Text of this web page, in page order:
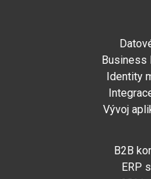
Business
Identity
Vývoj
B2B
ERP